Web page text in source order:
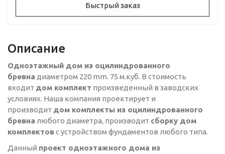
Быстрый заказ
Описание
Одноэтажный дом из оцилиндрованного
бревна диаметром 220 mm. 75 м.куб. В стоимость
входит дом комплект произведенный в заводских
условиях. Наша компания проектирует и
производит дом комплекты из оцилиндрованного
бревна любого диаметра, производит сборку дом
комплектовс устройством фундаментов любого типа.
Данный проект одноэтажного дома из